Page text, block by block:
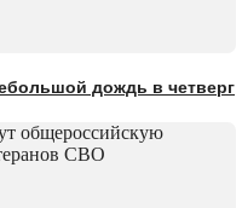
дождь в четверг